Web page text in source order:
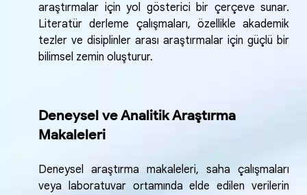
araştırmalar için yol gösterici bir çerçeve sunar.
Literatür derleme çalışmaları, özellikle akademik
tezler ve disiplinler arası araştırmalar için güçlü bir
bilimsel zemin oluşturur.
Deneysel ve Analitik Araştırma
Makaleleri
Deneysel araştırma makaleleri, saha çalışmaları
veya laboratuvar ortamında elde edilen verilerin